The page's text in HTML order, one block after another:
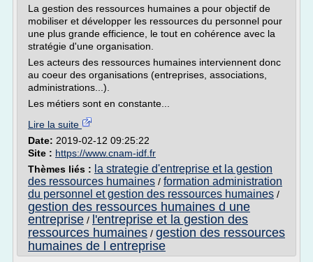
La gestion des ressources humaines a pour objectif de
mobiliser et développer les ressources du personnel pour
une plus grande efficience, le tout en cohérence avec la
stratégie d'une organisation.
Les acteurs des ressources humaines interviennent donc
au coeur des organisations (entreprises, associations,
administrations...).
Les métiers sont en constante...
Lire la suite
Date: 2019-02-12 09:25:22
Site : https://www.cnam-idf.fr
Thèmes liés : la strategie d'entreprise et la gestion
des ressources humaines / formation administration
du personnel et gestion des ressources humaines /
gestion des ressources humaines d une
entreprise / l'entreprise et la gestion des
ressources humaines / gestion des ressources
humaines de l entreprise